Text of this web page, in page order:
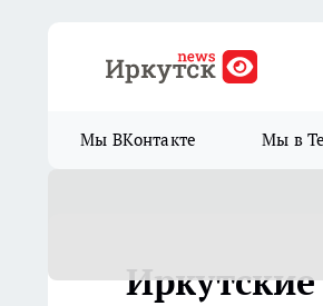
Мы ВКонтакте Мы в